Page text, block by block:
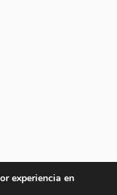
experiencia en